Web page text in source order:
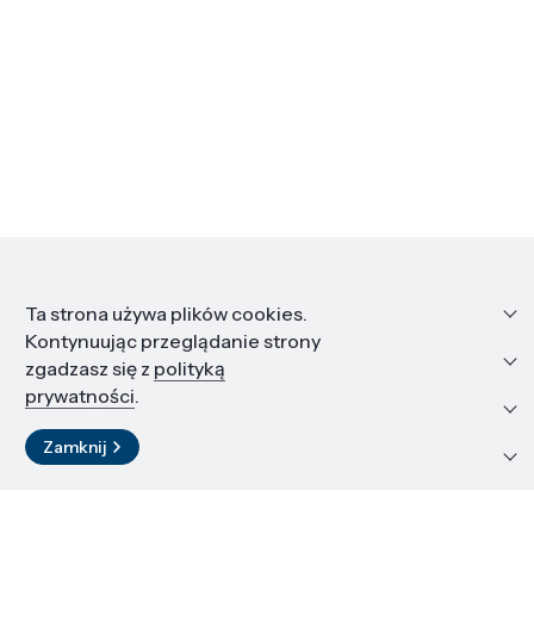
Informacje
Edukacja i kariera
Zasoby i materiały
Kontakt
Ta strona używa plików cookies.
Kontynuując przeglądanie strony
zgadzasz się z polityką
prywatności.
Zamknij